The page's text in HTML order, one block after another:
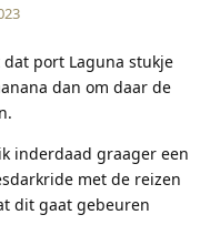
dat port Laguna stukje
dan om daar de
inderdaad graager een
met de reizen
dit gaat gebeuren